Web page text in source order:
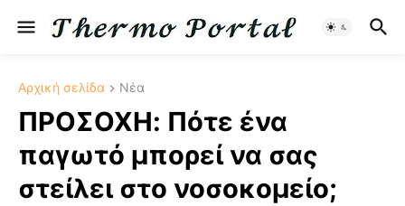
Αρχική σελίδα Νέα
ΠΡΟΣΟΧΗ: Πότε ένα
παγωτό μπορεί να σας
στείλει στο νοσοκομείο;